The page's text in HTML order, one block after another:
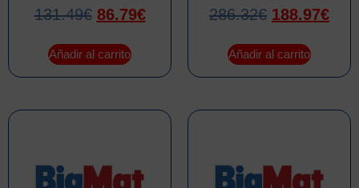
131.49€ 86.79€
Añadir al carrito
286.32€ 188.97€
Añadir al carrito